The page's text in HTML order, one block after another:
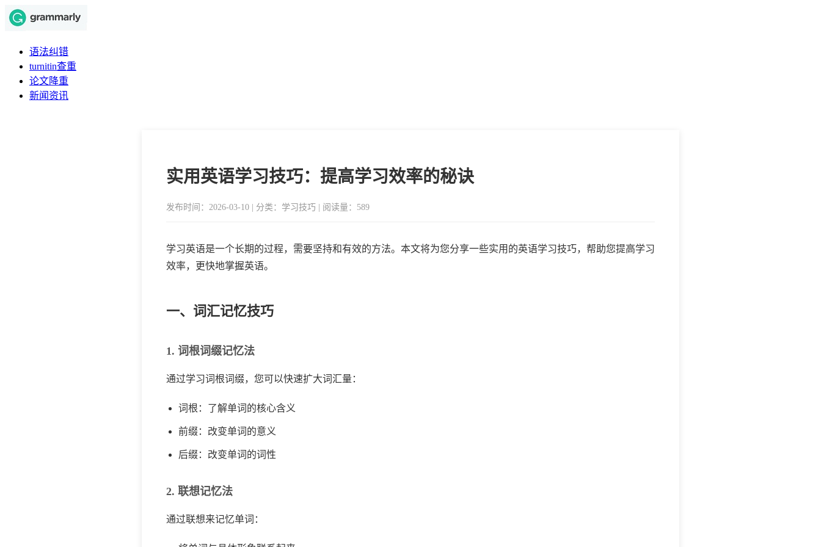
语法纠错
turnitin查重
论文降重
新闻资讯
实用英语学习技巧：提高学习效率的秘诀
发布时间：2026-03-10 | 分类：学习技巧 | 阅读量：589
学习英语是一个长期的过程，需要坚持和有效的方法。本文将为您分享一些实用的英语学习技巧，帮助您提高学习
效率，更快地掌握英语。
一、词汇记忆技巧
1. 词根词缀记忆法
通过学习词根词缀，您可以快速扩大词汇量：
词根：了解单词的核心含义
前缀：改变单词的意义
后缀：改变单词的词性
2. 联想记忆法
通过联想来记忆单词：